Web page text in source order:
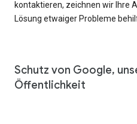
kontaktieren, zeichnen wir Ihre
Lösung etwaiger Probleme
Schutz von Google,
Öffentlichkeit